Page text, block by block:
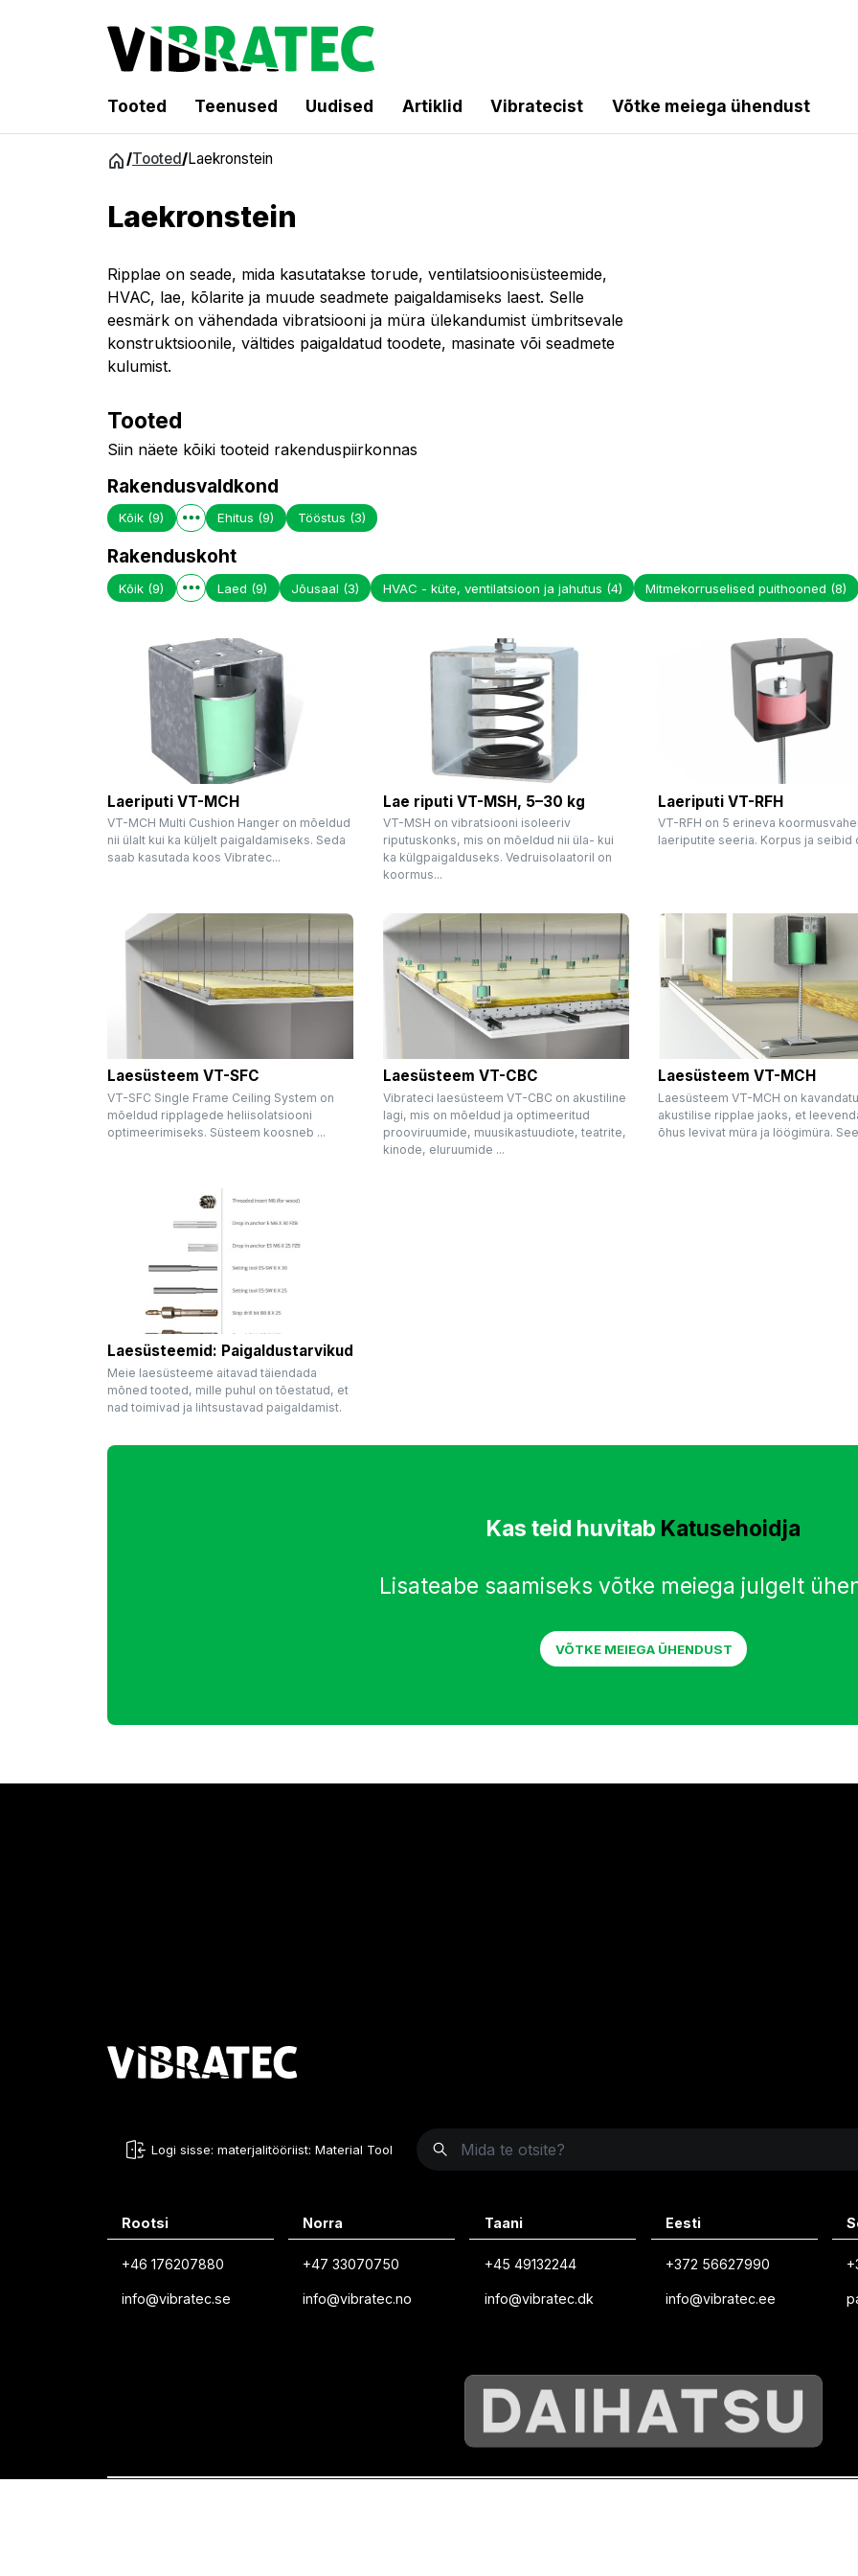
Tooted Teenused Uudised Artiklid Vibratecist Võtke meiega ühendust
/Tooted/Laekronstein
Laekronstein
Ripplae on seade, mida kasutatakse torude, ventilatsioonisüsteemide,
HVAC, lae, kõlarite ja muude seadmete paigaldamiseks laest. Selle
eesmärk on vähendada vibratsiooni ja müra ülekandumist ümbritsevale
konstruktsioonile, vältides paigaldatud toodete, masinate või seadmete
kulumist.
Tooted
Siin näete kõiki tooteid rakenduspiirkonnas
Rakendusvaldkond
Kõik (9) Ehitus (9) Tööstus (3)
Rakenduskoht
Kõik (9) Laed (9) Jõusaal (3) HVAC - küte, ventilatsioon ja jahutus (4) Mitmekorruselised puithooned (8)
Laeriputi VT-MCH
VT-MCH Multi Cushion Hanger on mõeldud
nii ülalt kui ka küljelt paigaldamiseks. Seda
saab kasutada koos Vibratec...
Lae riputi VT-MSH, 5–30 kg
VT-MSH on vibratsiooni isoleeriv
riputuskonks, mis on mõeldud nii üla- kui
ka külgpaigalduseks. Vedruisolaatoril on
koormus...
Laeriputi VT-RFH
VT-RFH on 5 erineva
laeriputite seeria. Korpus ja seibid
Laesüsteem VT-SFC
VT-SFC Single Frame Ceiling System on
mõeldud ripplagede heliisolatsiooni
optimeerimiseks. Süsteem koosneb ...
Laesüsteem VT-CBC
Vibrateci laesüsteem VT-CBC on akustiline
lagi, mis on mõeldud ja optimeeritud
prooviruumide, muusikastuudiote, teatrite,
kinode, eluruumide ...
Laesüsteem VT-MCH
Laesüsteem VT-MCH on
akustilise ripplae jaoks, et
õhus levivat müra ja löögimüra.
Laesüsteemid: Paigaldustarvikud
Meie laesüsteeme aitavad täiendada
mõned tooted, mille puhul on tõestatud, et
nad toimivad ja lihtsustavad paigaldamist.
Kas teid huvitab Katusehoidja
Lisateabe saamiseks võtke meiega julgelt
VÕTKE MEIEGA ÜHENDUST
Logi sisse: materjalitööriist: Material Tool
Rootsi
+46 176207880
info@vibratec.se
Norra
+47 33070750
info@vibratec.no
Taani
+45 49132244
info@vibratec.dk
Eesti
+372 56627990
info@vibratec.ee